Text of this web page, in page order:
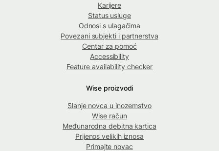
Karijere
Status usluge
Odnosi s ulagačima
Povezani subjekti i partnerstva
Centar za pomoć
Accessibility
Feature availability checker
Wise proizvodi
Slanje novca u inozemstvo
Wise račun
Međunarodna debitna kartica
Prijenos velikih iznosa
Primajte novac